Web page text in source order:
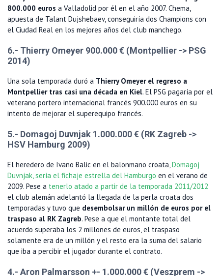
800.000 euros a Valladolid por él en el año 2007. Chema,
apuesta de Talant Dujshebaev, conseguiría dos Champions con
el Ciudad Real en los mejores años del club manchego.
6.- Thierry Omeyer 900.000 € (Montpellier -> PSG
2014)
Una sola temporada duró a Thierry Omeyer el regreso a
Montpellier tras casi una década en Kiel. El PSG pagaría por el
veterano portero internacional francés 900.000 euros en su
intento de mejorar el superequipo francés.
5.- Domagoj Duvnjak 1.000.000 € (RK Zagreb ->
HSV Hamburg 2009)
El heredero de Ivano Balic en el balonmano croata,Domagoj
Duvnjak, sería el fichaje estrella del Hamburgo en el verano de
2009. Pese a tenerlo atado a partir de la temporada 2011/2012
el club alemán adelantó la llegada de la perla croata dos
temporadas y tuvo que desembolsar un millón de euros por el
traspaso al RK Zagreb. Pese a que el montante total del
acuerdo superaba los 2 millones de euros, el traspaso
solamente era de un millón y el resto era la suma del salario
que iba a percibir el jugador durante el contrato.
4.- Aron Palmarsson +- 1.000.000 € (Veszprem ->